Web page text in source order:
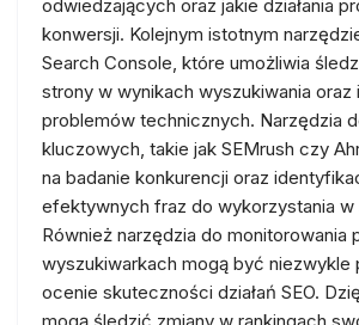
odwiedzających oraz jakie działania
konwersji. Kolejnym istotnym
Search Console, które umożliwia
strony w wynikach wyszukiwania
problemów technicznych. Narzędzia
kluczowych, takie jak SEMrush czy
na badanie konkurencji oraz
efektywnych fraz do wykorzystania w
Również narzędzia do monitorowania
wyszukiwarkach mogą być niezwykle
ocenie skuteczności działań SEO.